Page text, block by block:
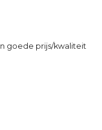
goede prijs/kwaliteit